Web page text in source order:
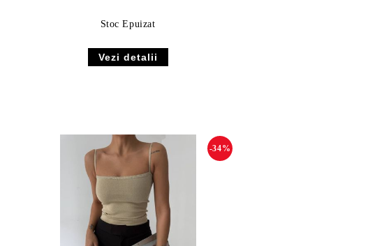
Stoc Epuizat
Vezi detalii
-34%